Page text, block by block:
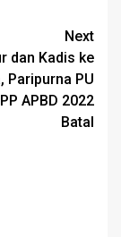
Next
dan Kadis ke
Paripurna PU
APBD 2022
Batal